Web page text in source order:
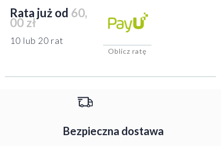
Rata już od 60,
00 zł
10 lub 20 rat
Oblicz ratę
Bezpieczna dostawa